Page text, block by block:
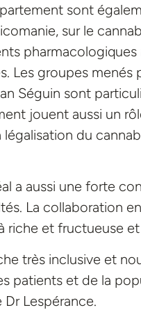
sont
sur le
Les groupes menés
Séguin sont
jouent aussi un
du
a aussi une forte
La collaboration
riche et fructueuse
très inclusive et
patients et de la
Lespérance.